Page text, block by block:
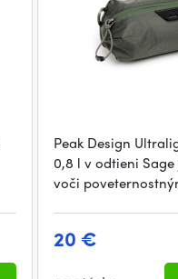
Peak Design
0,8 l v odtieni
voči
20 €